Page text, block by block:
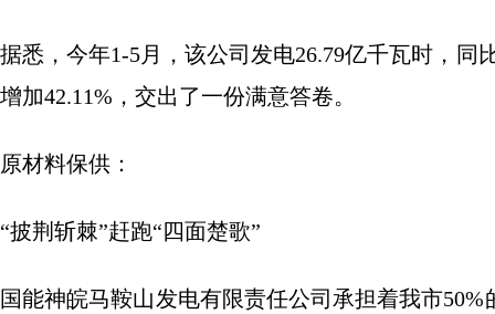
据悉，今年1-5月，该公司发电26.79亿千瓦时，同
增加42.11%，交出了一份满意答卷。
原材料保供：
“披荆斩棘”赶跑“四面楚歌”
国能神皖马鞍山发电有限责任公司承担着我市